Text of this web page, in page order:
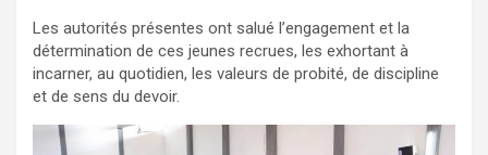
Les autorités présentes ont salué l’engagement et la
détermination de ces jeunes recrues, les exhortant à
incarner, au quotidien, les valeurs de probité, de discipline
et de sens du devoir.